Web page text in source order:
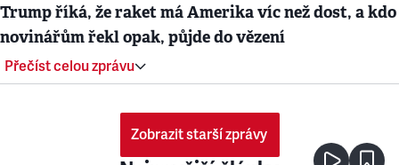
Trump říká, že raket má Amerika víc než dost, a kdo
novinářům řekl opak, půjde do vězení
Přečíst celou zprávu
Zobrazit starší zprávy